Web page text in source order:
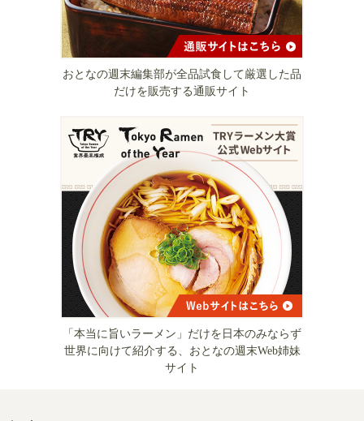
おとなの週末編集部が全品試食して厳選した品
だけを販売する通販サイト
「本当に旨いラーメン」だけを日本のみならず
世界に向けて紹介する、おとなの週末Web姉妹
サイト